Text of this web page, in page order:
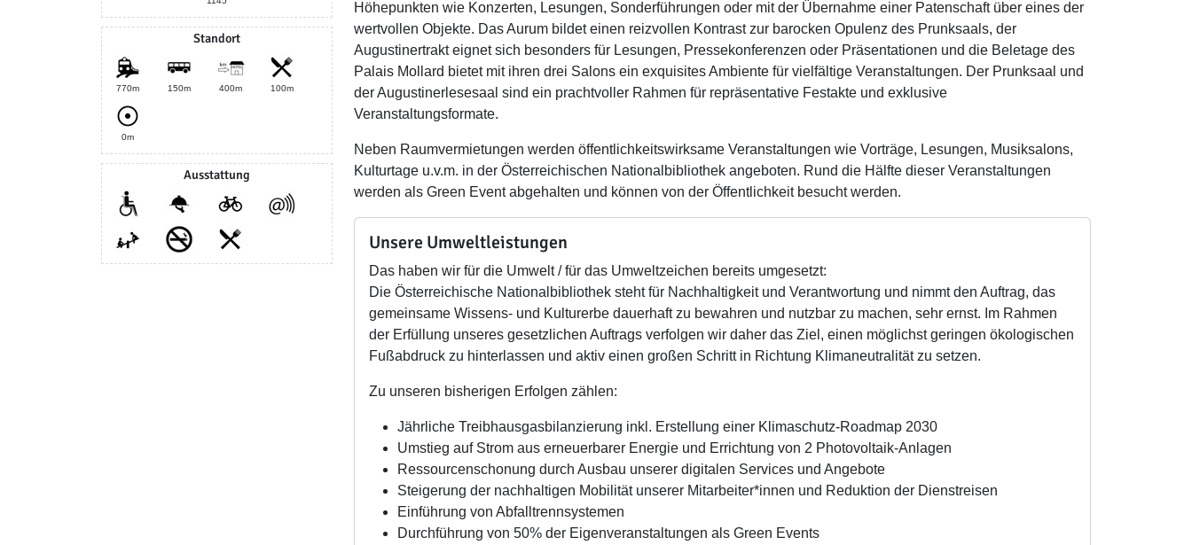
Standort
770m 150m 400m 100m
0m
Ausstattung
Höhepunkten wie Konzerten, Lesungen, Sonderführungen oder mit der Übernahme einer Patenschaft über eines der
wertvollen Objekte. Das Aurum bildet einen reizvollen Kontrast zur barocken Opulenz des Prunksaals, der
Augustinertrakt eignet sich besonders für Lesungen, Pressekonferenzen oder Präsentationen und die Beletage des
Palais Mollard bietet mit ihren drei Salons ein exquisites Ambiente für vielfältige Veranstaltungen. Der Prunksaal und
der Augustinerlesesaal sind ein prachtvoller Rahmen für repräsentative Festakte und exklusive
Veranstaltungsformate.
Neben Raumvermietungen werden öffentlichkeitswirksame Veranstaltungen wie Vorträge, Lesungen, Musiksalons,
Kulturtage u.v.m. in der Österreichischen Nationalbibliothek angeboten. Rund die Hälfte dieser Veranstaltungen
werden als Green Event abgehalten und können von der Öffentlichkeit besucht werden.
Unsere Umweltleistungen
Das haben wir für die Umwelt / für das Umweltzeichen bereits umgesetzt:
Die Österreichische Nationalbibliothek steht für Nachhaltigkeit und Verantwortung und nimmt den Auftrag, das
gemeinsame Wissens- und Kulturerbe dauerhaft zu bewahren und nutzbar zu machen, sehr ernst. Im Rahmen
der Erfüllung unseres gesetzlichen Auftrags verfolgen wir daher das Ziel, einen möglichst geringen ökologischen
Fußabdruck zu hinterlassen und aktiv einen großen Schritt in Richtung Klimaneutralität zu setzen.
Zu unseren bisherigen Erfolgen zählen:
Jährliche Treibhausgasbilanzierung inkl. Erstellung einer Klimaschutz-Roadmap 2030
Umstieg auf Strom aus erneuerbarer Energie und Errichtung von 2 Photovoltaik-Anlagen
Ressourcenschonung durch Ausbau unserer digitalen Services und Angebote
Steigerung der nachhaltigen Mobilität unserer Mitarbeiter*innen und Reduktion der Dienstreisen
Einführung von Abfalltrennsystemen
Durchführung von 50% der Eigenveranstaltungen als Green Events